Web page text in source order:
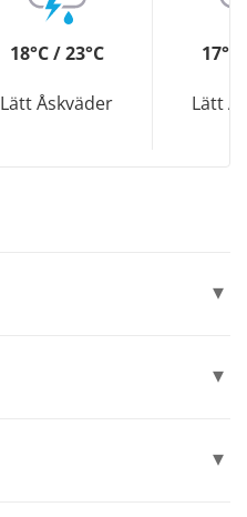
18°C / 23°C
Lätt Åskväder
17°C
Lätt